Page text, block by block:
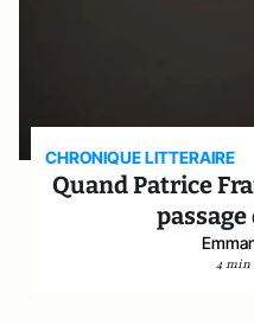
CHRONIQUE LITTERAIRE
Quand Patrice
4 min